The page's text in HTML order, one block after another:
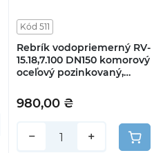
Kód 511
Rebrík vodopriemerný RV-
15.18,7.100 DN150 komorový
oceľový pozinkovaný,
980,00 ₴
− +